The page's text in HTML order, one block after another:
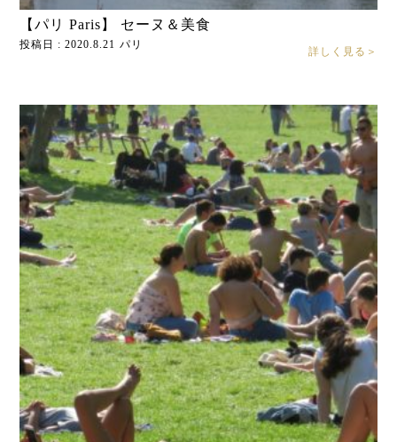
【パリ Paris】 セーヌ＆美食
投稿日 : 2020.8.21 パリ
詳しく見る＞